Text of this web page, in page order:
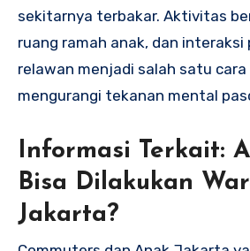
sekitarnya terbakar. Aktivitas
ruang ramah anak, dan
relawan menjadi salah satu
mengurangi tekanan mental
Informasi Terkait:
Bisa Dilakukan
Jakarta?